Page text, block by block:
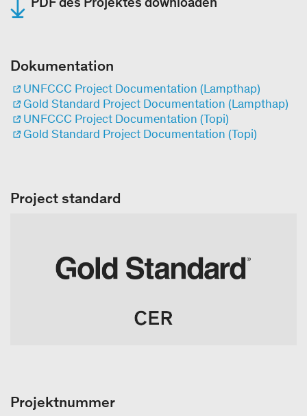
Dokumentation
UNFCCC Project Documentation (Lampthap)
Gold Standard Project Documentation (Lampthap)
UNFCCC Project Documentation (Topi)
Gold Standard Project Documentation (Topi)
Project standard
Projektnummer